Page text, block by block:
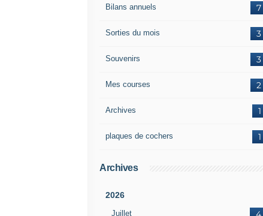
7
Bilans annuels
3
Sorties du mois
3
Souvenirs
2
Mes courses
1
Archives
1
plaques de cochers
Archives
2026
Juillet